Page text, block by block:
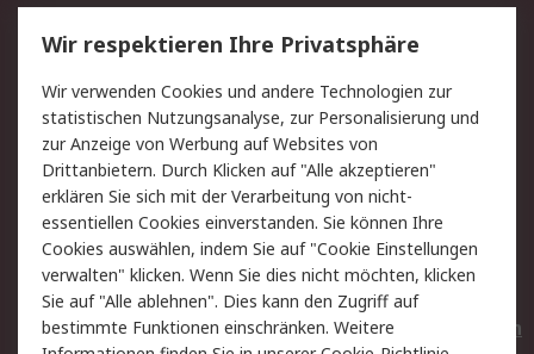
Service
Value Added Services
Lieferlösungen
Rücksendungen
Kontakt
Hilfe
Privatkunden
Rechtliches
AGB
Datenschutz
Cookie-Richtlinie
Zahlungsbedingungen
Copyright/Impressum
Entsorgung
Elektrogeräte/Batterien
Wir respektieren Ihre Privatsphäre
Wir verwenden Cookies und andere Technologien zur
statistischen Nutzungsanalyse, zur Personalisierung und
zur Anzeige von Werbung auf Websites von
Drittanbietern. Durch Klicken auf "Alle akzeptieren"
erklären Sie sich mit der Verarbeitung von nicht-
essentiellen Cookies einverstanden. Sie können Ihre
Cookies auswählen, indem Sie auf "Cookie Einstellungen
verwalten" klicken. Wenn Sie dies nicht möchten, klicken
Sie auf "Alle ablehnen". Dies kann den Zugriff auf
bestimmte Funktionen einschränken. Weitere